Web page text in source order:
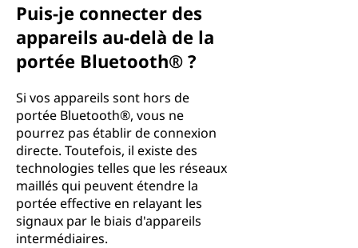
Puis-je connecter des
appareils au-delà de la
portée Bluetooth® ?
Si vos appareils sont hors de
portée Bluetooth®, vous ne
pourrez pas établir de connexion
directe. Toutefois, il existe des
technologies telles que les réseaux
maillés qui peuvent étendre la
portée effective en relayant les
signaux par le biais d'appareils
intermédiaires.